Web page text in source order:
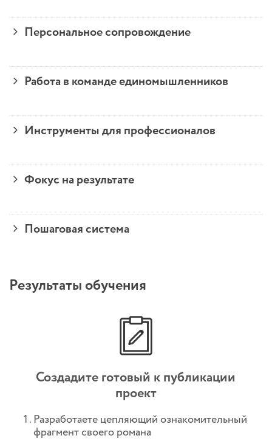
Персональное сопровождение
Работа в команде единомышленников
Инструменты для профессионалов
Фокус на результате
Пошаговая система
Результаты обучения
Создадите готовый к публикации
проект
Разработаете цепляющий ознакомительный
фрагмент своего романа